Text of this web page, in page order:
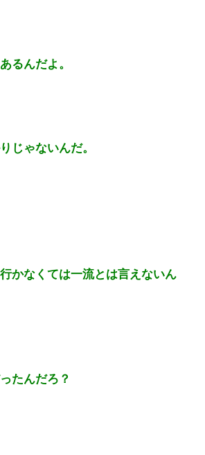
るんだよ。
じゃないんだ。
かなくては一流とは言えないん
たんだろ？